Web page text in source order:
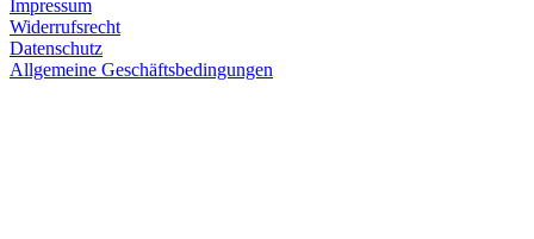
Impressum
Widerrufsrecht
Datenschutz
Allgemeine Geschäftsbedingungen